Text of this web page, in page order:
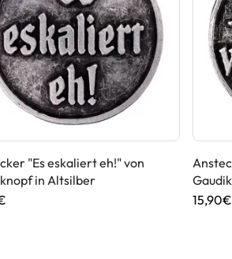
"Es eskaliert eh!" von
in Altsilber
15,90€